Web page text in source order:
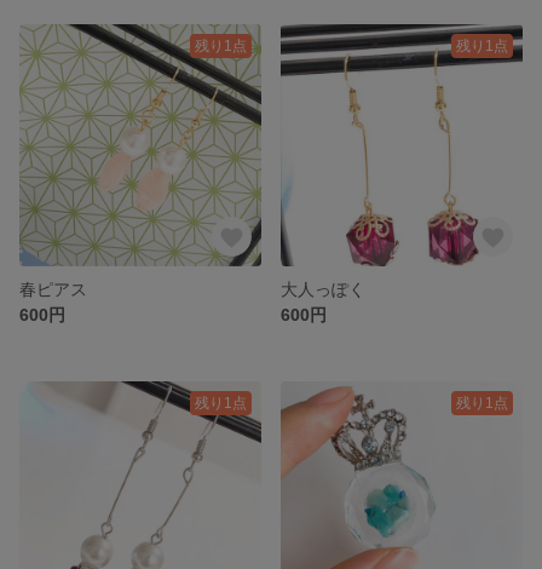
残り1点
春ピアス
600円
残り1点
大人っぽく
600円
残り1点 残り1点